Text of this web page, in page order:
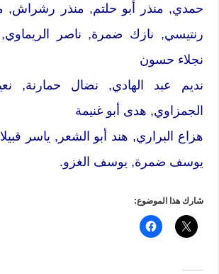
حمدي, منذر أبو حلتم, منذر رشراش,
رنتيسي, نازك ضمرة, ناصر الريماوي,
نجلاء حسون
نديم عبد الهادي, نضال حمارنة,
الجمزاوي, هدى أبو غنيمة
هزاع البراري, هند أبو الشعر, ياسر
يوسف ضمرة, يوسف الغزو.
شارك هذا الموضوع: